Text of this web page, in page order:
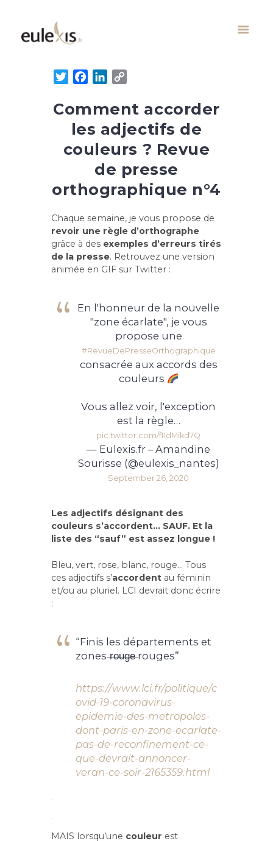
i
e
c
b
o
n
e
d
I
n
p
L
i
n
k
Comment accorder
les adjectifs de
couleurs ? Revue
de presse
orthographique n°4
Chaque semaine, je vous propose de
revoir une règle d’orthographe
grâce à des exemples d’erreurs tirés
de la presse. Retrouvez une version
animée en GIF sur Twitter :
En l'honneur de la nouvelle
"zone écarlate", je vous
propose une
#RevueDePresseOrthographique
consacrée aux accords des
couleurs
Vous allez voir, l'exception
est la règle…
pic.twitter.com/fI1dMikd7Q
— Eulexis.fr – Amandine
Sourisse (@eulexis_nantes)
September 26, 2020
Les adjectifs désignant des
couleurs s’accordent… SAUF. Et la
liste des “sauf” est assez longue !
Bleu, vert, rose, blanc, rouge… Tous
ces adjectifs s’accordent au féminin
et/ou au pluriel. LCI devrait donc écrire
:
“Finis les départements et
zones ̶r̶o̶u̶g̶e̶ rouges”
https://www.lci.fr/politique/c
ovid-19-coronavirus-
epidemie-des-metropoles-
dont-paris-en-zone-ecarlate-
pas-de-reconfinement-ce-
que-devrait-annoncer-
veran-ce-soir-2165359.html
.
.
MAIS lorsqu’une couleur est